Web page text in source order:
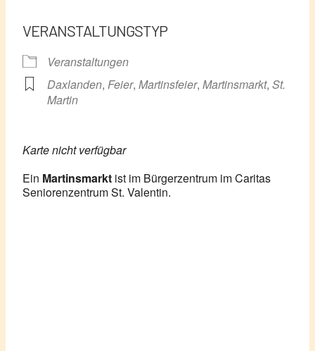
VERANSTALTUNGSTYP
Veranstaltungen
Daxlanden, Feier, Martinsfeier, Martinsmarkt, St.
Martin
Karte nicht verfügbar
Ein Martinsmarkt ist im Bürgerzentrum im Caritas
Seniorenzentrum St. Valentin.